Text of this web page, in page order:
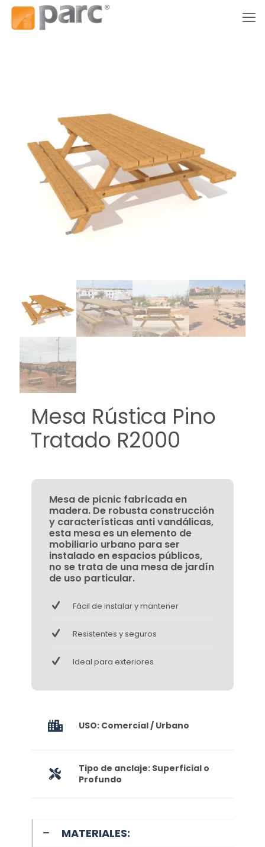
Mesa Rústica Pino
Tratado R2000
Mesa de picnic fabricada en
madera. De robusta construcción
y características anti vandálicas,
esta mesa es un elemento de
mobiliario urbano para ser
instalado en espacios públicos,
no se trata de una mesa de jardín
de uso particular.
Fácil de instalar y mantener
Resistentes y seguros
Ideal para exteriores
USO: Comercial / Urbano
Tipo de anclaje: Superficial o
Profundo
MATERIALES: